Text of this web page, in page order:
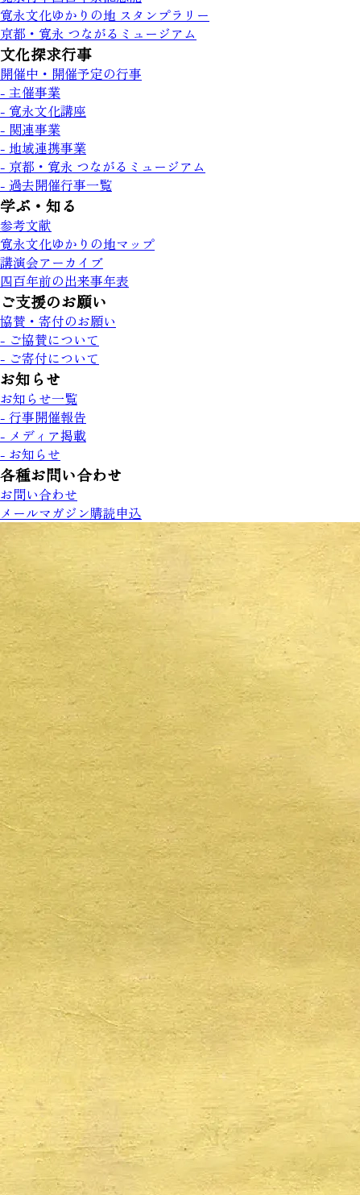
寛永文化ゆかりの地 スタンプラリー
京都・寛永 つながるミュージアム
文化探求行事
開催中・開催予定の行事
- 主催事業
- 寛永文化講座
- 関連事業
- 地域連携事業
- 京都・寛永 つながるミュージアム
- 過去開催行事一覧
学ぶ・知る
参考文献
寛永文化ゆかりの地マップ
講演会アーカイブ
四百年前の出来事年表
ご支援のお願い
協賛・寄付のお願い
- ご協賛について
- ご寄付について
お知らせ
お知らせ一覧
- 行事開催報告
- メディア掲載
- お知らせ
各種お問い合わせ
お問い合わせ
メールマガジン購読申込